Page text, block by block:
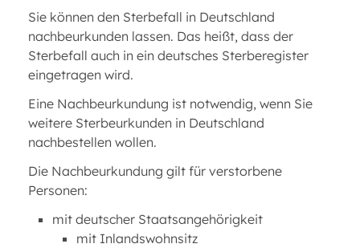
Sie können den Sterbefall in Deutschland
nachbeurkunden lassen. Das heißt, dass der
Sterbefall auch in ein deutsches Sterberegister
eingetragen wird.
Eine Nachbeurkundung ist notwendig, wenn Sie
weitere Sterbeurkunden in Deutschland
nachbestellen wollen.
Die Nachbeurkundung gilt für verstorbene
Personen:
mit deutscher Staatsangehörigkeit
mit Inlandswohnsitz